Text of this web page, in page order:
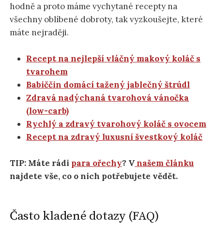
hodně a proto máme vychytané recepty na
všechny oblíbené dobroty, tak vyzkoušejte, které
máte nejraději.
Recept na nejlepší vláčný makový koláč s
tvarohem
Babiččin domácí tažený jablečný štrúdl
Zdravá nadýchaná tvarohová vánočka
(low-carb)
Rychlý a zdravý tvarohový koláč s ovocem
Recept na zdravý luxusní švestkový koláč
TIP: Máte rádi para ořechy? Vnašem článku
najdete vše, co o nich potřebujete vědět.
Často kladené dotazy (FAQ)